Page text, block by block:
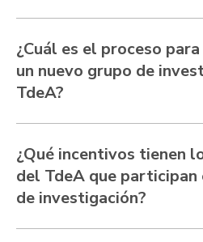
¿Cuál es el proceso
un nuevo grupo de
TdeA?
¿Qué incentivos tienen
del TdeA que participan
de investigación?